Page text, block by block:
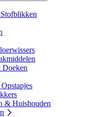
Doeken
& Huishouden